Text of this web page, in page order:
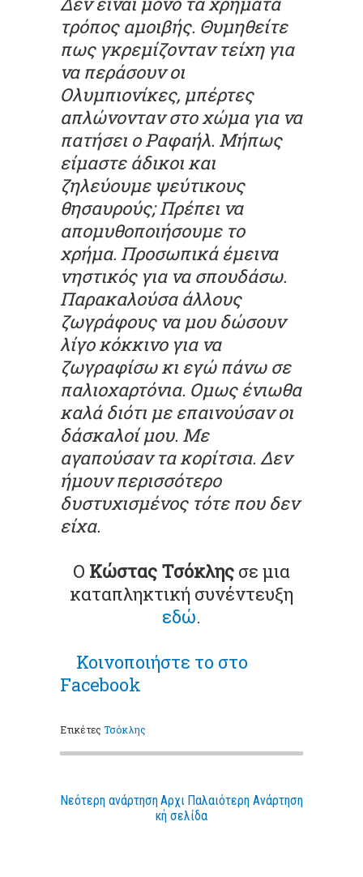
τρόπος αμοιβής. Θυμηθείτε
πως γκρεμίζονταν τείχη για
να περάσουν οι
Ολυμπιονίκες, μπέρτες
απλώνονταν στο χώμα για να
πατήσει ο Ραφαήλ. Μήπως
είμαστε άδικοι και
ζηλεύουμε ψεύτικους
θησαυρούς; Πρέπει να
απομυθοποιήσουμε το
χρήμα. Προσωπικά έμεινα
νηστικός για να σπουδάσω.
Παρακαλούσα άλλους
ζωγράφους να μου δώσουν
λίγο κόκκινο για να
ζωγραφίσω κι εγώ πάνω σε
παλιοχαρτόνια. Ομως ένιωθα
καλά διότι με επαινούσαν οι
δάσκαλοί μου. Με
αγαπούσαν τα κορίτσια. Δεν
ήμουν περισσότερο
δυστυχισμένος τότε που δεν
είχα.
Ο Κώστας Τσόκλης σε μια
καταπληκτική συνέντευξη
εδώ.
Κοινοποιήστε το στο
Facebook
ΕτικέτεςΤσόκλης
Νεότερη ανάρτηση Παλαιότερη Ανάρτηση
Αρχι
κή σελίδα